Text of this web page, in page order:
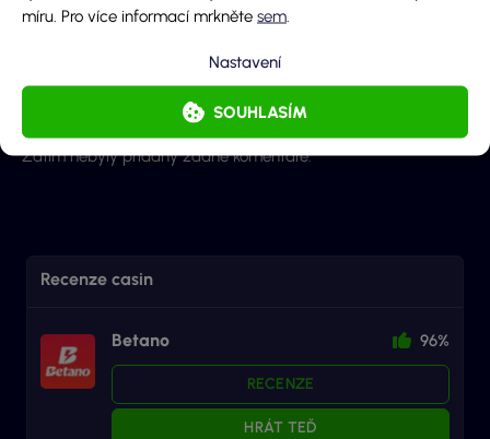
míru. Pro více informací mrkněte sem
SOUHLASÍM
Nastavení
Zatím nebyly přidány žádné komentáře.
Recenze casin
Betano 96%
RECENZE
HRÁT TEĎ